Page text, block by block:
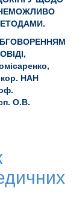
НЕМОЖЛИВО
кор. НАН
О.В.